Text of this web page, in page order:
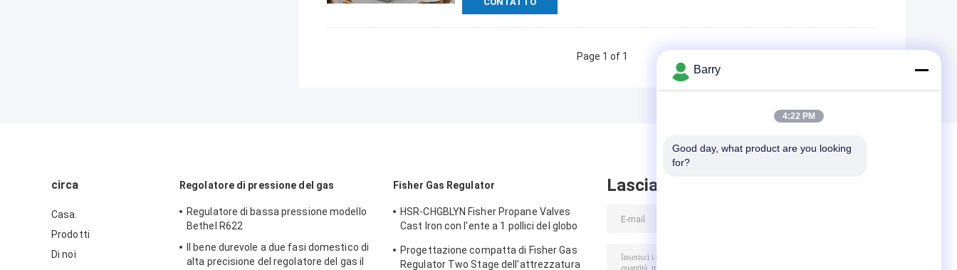
Page 1 of 1
circa
Casa.
Prodotti
Di noi
Regolatore di pressione del gas
Regulatore di bassa pressione modello
Bethel R622
Il bene durevole a due fasi domestico di
alta precisione del regolatore del gas il
Fisher Gas Regulator
HSR-CHGBLYN Fisher Propane Valves
Cast Iron con l'ente a 1 pollici del globo
Progettazione compatta di Fisher Gas
Regulator Two Stage dell'attrezzatura
Lasciare messaggio
Barry
4:22 PM
Good day, what product are you looking
for?